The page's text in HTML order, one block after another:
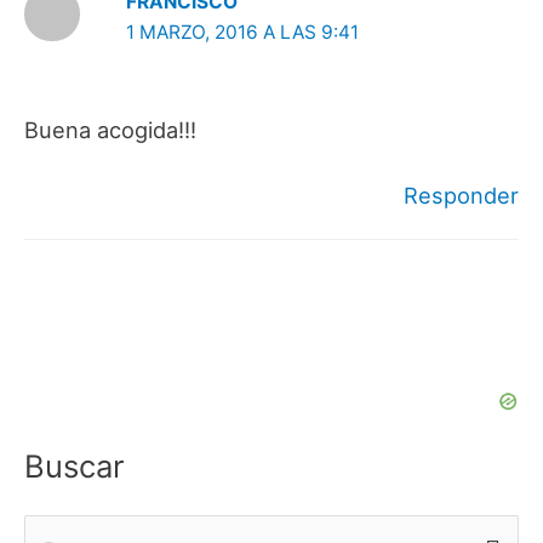
1 MARZO, 2016 A LAS 9:41
Buena acogida!!!
Responder
Buscar